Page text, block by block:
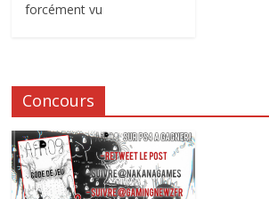
forcément vu
Concours